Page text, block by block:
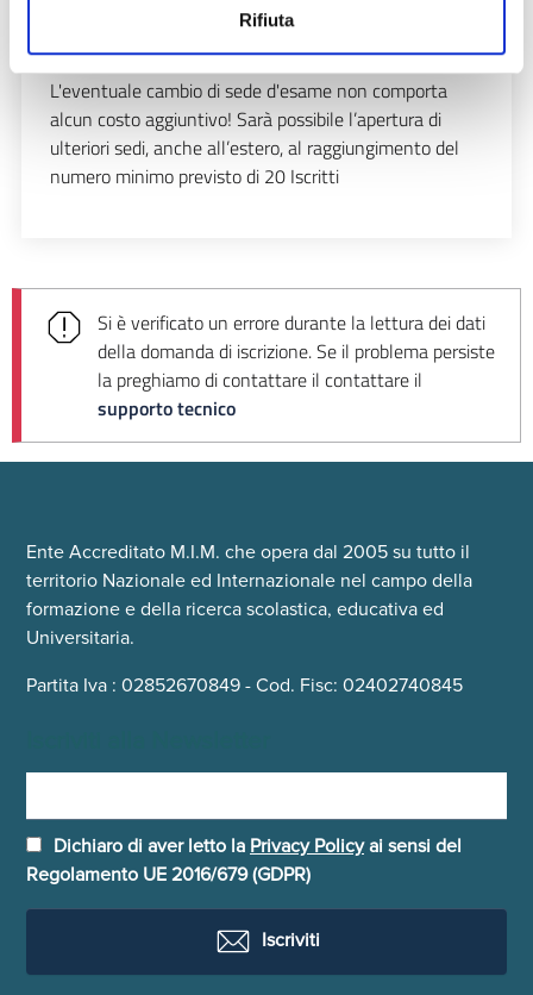
Rifiuta
Sessione di Settembre/Ottobre
L'eventuale cambio di sede d'esame non comporta
alcun costo aggiuntivo! Sarà possibile l’apertura di
ulteriori sedi, anche all’estero, al raggiungimento del
numero minimo previsto di 20 Iscritti
Si è verificato un errore durante la lettura dei dati
della domanda di iscrizione. Se il problema persiste
la preghiamo di contattare il contattare il
supporto tecnico
Ente Accreditato M.I.M. che opera dal 2005 su tutto il
territorio Nazionale ed Internazionale nel campo della
formazione e della ricerca scolastica, educativa ed
Universitaria.
Partita Iva : 02852670849 - Cod. Fisc: 02402740845
Dichiaro di aver letto la Privacy Policyai sensi del
Regolamento UE 2016/679 (GDPR)
Iscriviti